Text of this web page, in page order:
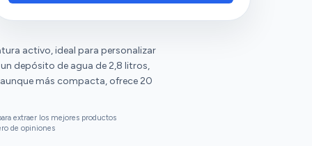
experimentado problemas con el
funcionamiento, mencionando que no
opiniones divididas sobre la rapidez de
calentamiento.
activo, ideal para personalizar
depósito de agua de 2,8 litros,
aunque más compacta, ofrece 20
extraer los mejores productos
de opiniones